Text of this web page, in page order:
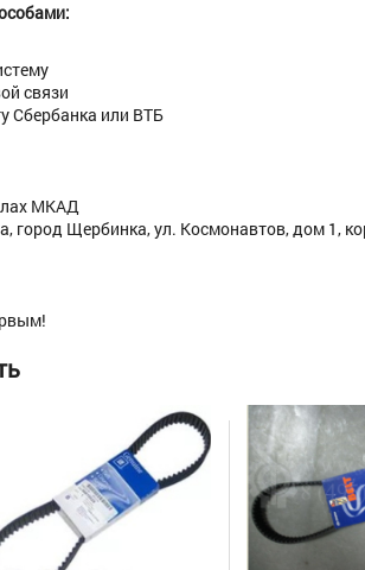
связи
Сбербанка или ВТБ
МКАД
Щербинка, ул. Космонавтов, дом 1,